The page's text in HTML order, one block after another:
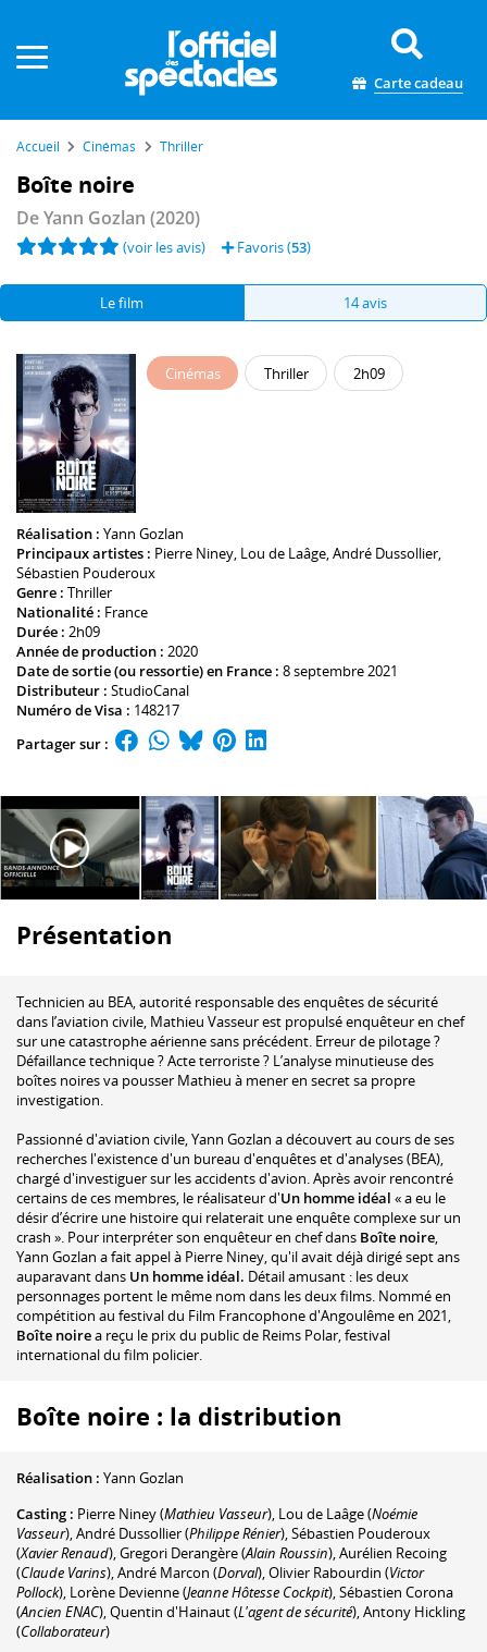
Carte cadeau
Accueil Cinémas Thriller
Boîte noire
DeYann Gozlan (2020)
(voir les avis) Favoris (53)
Le film 14 avis
Cinémas Thriller 2h09
Réalisation : Yann Gozlan
Principaux artistes : Pierre Niney, Lou de Laâge,André Dussollier,
Sébastien Pouderoux
Genre : Thriller
Nationalité : France
Durée : 2h09
Année de production : 2020
Date de sortie (ou ressortie) en France : 8 septembre 2021
Distributeur : StudioCanal
Numéro de Visa : 148217
Partager sur :
Présentation
Technicien au BEA, autorité responsable des enquêtes de sécurité
dans l’aviation civile, Mathieu Vasseur est propulsé enquêteur en chef
sur une catastrophe aérienne sans précédent. Erreur de pilotage ?
Défaillance technique ? Acte terroriste ? L’analyse minutieuse des
boîtes noires va pousser Mathieu à mener en secret sa propre
investigation.
Passionné d'aviation civile, Yann Gozlan a découvert au cours de ses
recherches l'existence d'un bureau d'enquêtes et d'analyses (BEA),
chargé d'investiguer sur les accidents d'avion. Après avoir rencontré
certains de ces membres, le réalisateur d'Un homme idéal « a eu le
désir d’écrire une histoire qui relaterait une enquête complexe sur un
crash ». Pour interpréter son enquêteur en chef dans Boîte noire,
Yann Gozlan a fait appel à Pierre Niney, qu'il avait déjà dirigé sept ans
auparavant dans Un homme idéal. Détail amusant : les deux
personnages portent le même nom dans les deux films. Nommé en
compétition au festival du Film Francophone d'Angoulême en 2021,
Boîte noirea reçu le prix du public de Reims Polar, festival
international du film policier.
Boîte noire : la distribution
Réalisation : Yann Gozlan
Casting : Pierre Niney(Mathieu Vasseur), Lou de Laâge(Noémie
Vasseur),André Dussollier(Philippe Rénier),Sébastien Pouderoux
(Xavier Renaud),Gregori Derangère(Alain Roussin),Aurélien Recoing
(Claude Varins),André Marcon (Dorval),Olivier Rabourdin (Victor
Pollock), Lorène Devienne(Jeanne Hôtesse Cockpit),Sébastien Corona
(Ancien ENAC),Quentin d'Hainaut(L'agent de sécurité),Antony Hickling
(Collaborateur)